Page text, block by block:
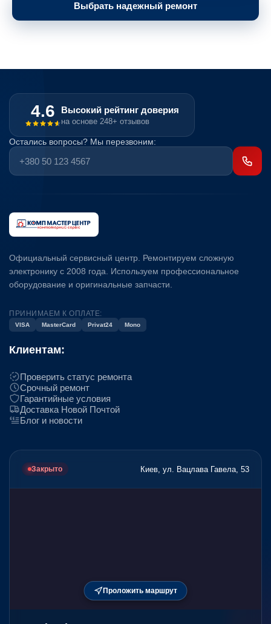
Выбрать надежный ремонт
4.6 Высокий рейтинг доверия
на основе 248+ отзывов
Остались вопросы? Мы перезвоним:
Официальный сервисный центр. Ремонтируем сложную
электронику с 2008 года. Используем профессиональное
оборудование и оригинальные запчасти.
ПРИНИМАЕМ К ОПЛАТЕ:
VISA MasterCard Privat24 Mono
Клиентам:
Проверить статус ремонта
Срочный ремонт
Гарантийные условия
Доставка Новой Почтой
Блог и новости
Закрыто Киев, ул. Вацлава Гавела, 53
Проложить маршрут